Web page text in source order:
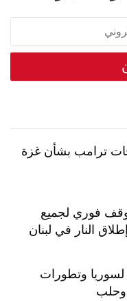
ترامب بشأن غزة
فوري لجميع
النار في لبنان
لسوريا وتطورات
وحلب